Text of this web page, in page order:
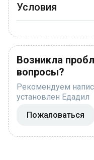
Условия
Возникла
вопросы?
Рекомендуем
установлен Едадил
Пожаловаться